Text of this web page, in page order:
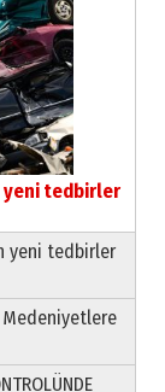
yeni tedbirler
yeni tedbirler
Medeniyetlere